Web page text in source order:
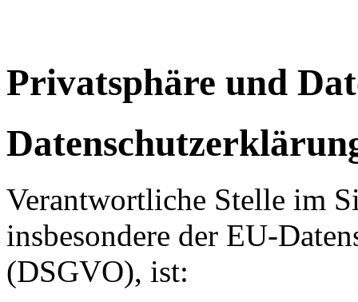
Privatsphäre und
Verantwortliche Stelle im
insbesondere der EU-
(DSGVO), ist: